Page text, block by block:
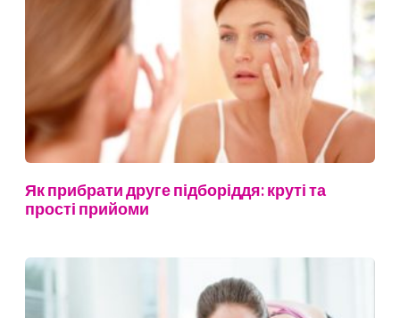
Як прибрати друге підборіддя: круті та
прості прийоми